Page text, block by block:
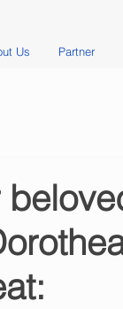
Us Partner